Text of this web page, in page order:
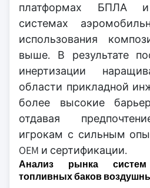
платформах БПЛА и
системах
использования
выше. В результате
инертизации
области прикладной
более высокие
отдавая
игрокам с сильным
OEM и сертификации.
Анализ рынка систем
топливных баков